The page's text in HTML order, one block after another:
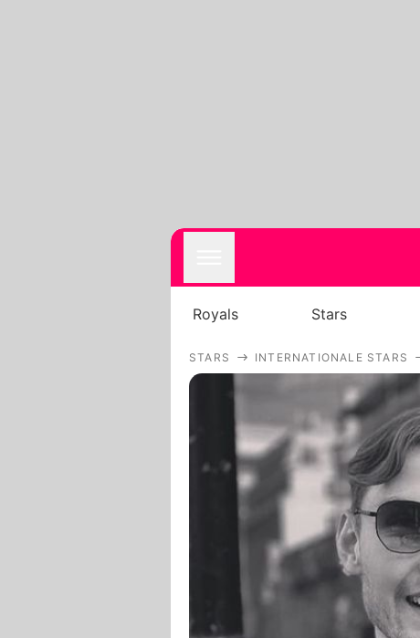
Royals Stars
STARS INTERNATIONALE STARS